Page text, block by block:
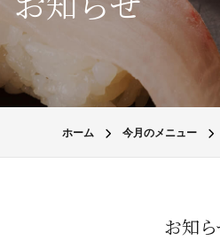
ホーム 今月のメニュー
お知